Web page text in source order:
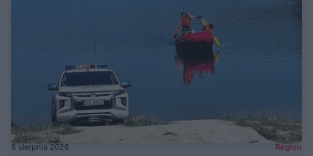
6 sierpnia 2026 Region